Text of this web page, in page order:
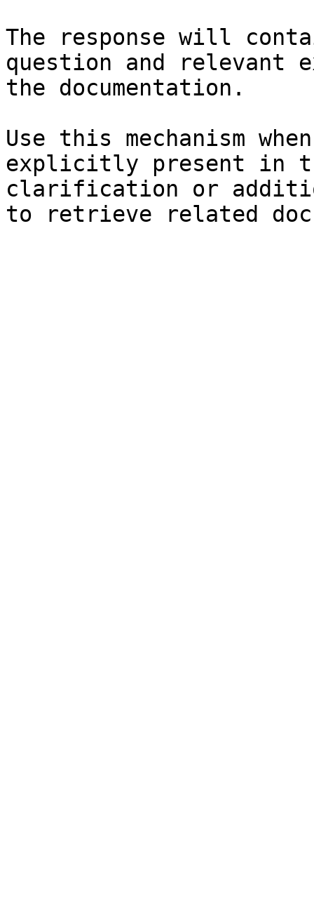
The response will
question and relevant
the documentation.
Use this mechanism
explicitly present in
clarification or